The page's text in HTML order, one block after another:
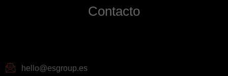
Contacto
hello@esgroup.es